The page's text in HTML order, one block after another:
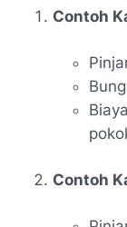
Contoh
Contoh